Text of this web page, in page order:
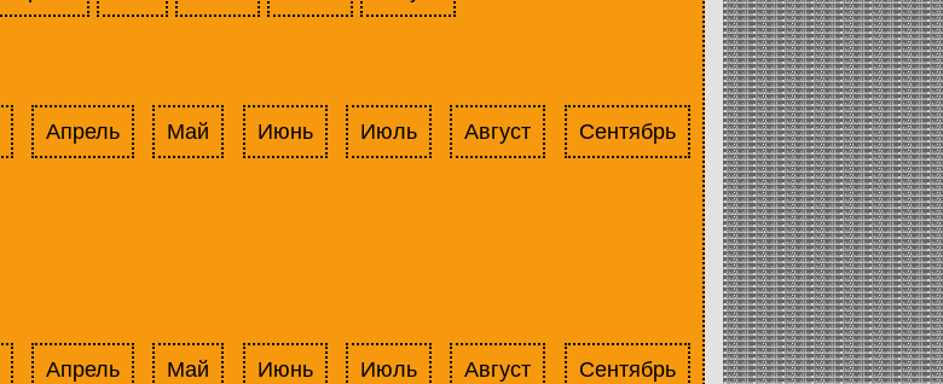
Апрель Май Июнь Июль Август Сентябрь
Апрель Май Июнь Июль Август Сентябрь